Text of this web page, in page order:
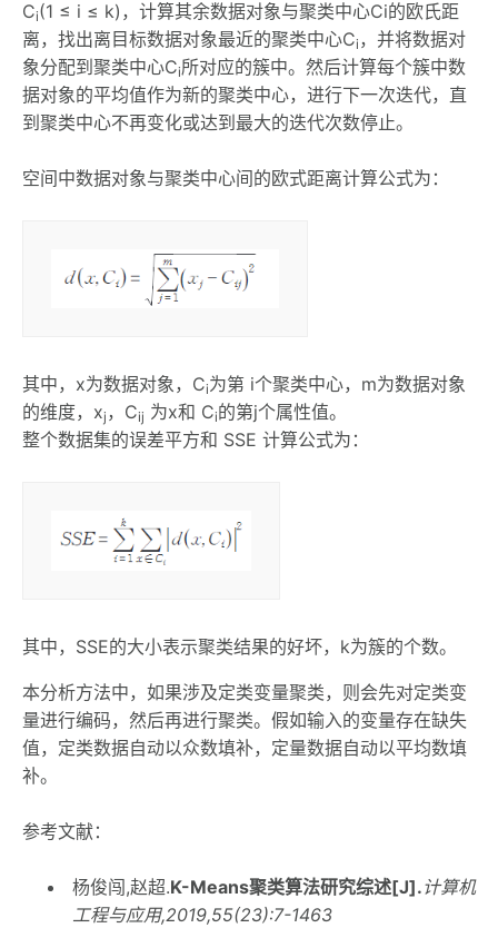
Ci(1 ≤ i ≤ k)，计算其余数据对象与聚类中心Ci的欧氏距
离，找出离目标数据对象最近的聚类中心Ci ，并将数据对
象分配到聚类中心Ci所对应的簇中。然后计算每个簇中数
据对象的平均值作为新的聚类中心，进行下一次迭代，直
到聚类中心不再变化或达到最大的迭代次数停止。
空间中数据对象与聚类中心间的欧式距离计算公式为：
其中，x为数据对象，Ci为第 i个聚类中心，m为数据对象
的维度，xj ，Cij 为x和 Ci的第j个属性值。
整个数据集的误差平方和 SSE 计算公式为：
其中，SSE的大小表示聚类结果的好坏，k为簇的个数。
本分析方法中，如果涉及定类变量聚类，则会先对定类变
量进行编码，然后再进行聚类。假如输入的变量存在缺失
值，定类数据自动以众数填补，定量数据自动以平均数填
补。
参考文献：
杨俊闯,赵超.K-Means聚类算法研究综述[J].计算机
工程与应用,2019,55(23):7-1463